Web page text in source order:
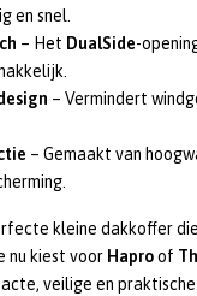
en snel.
– Het DualSide-
– Vermindert
– Gemaakt van
kleine dakkoffer
nu kiest voor Haproof
veilige en